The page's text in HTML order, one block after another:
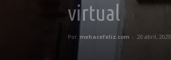
virtual
Por mehacefeliz.com - 20 abril, 2020